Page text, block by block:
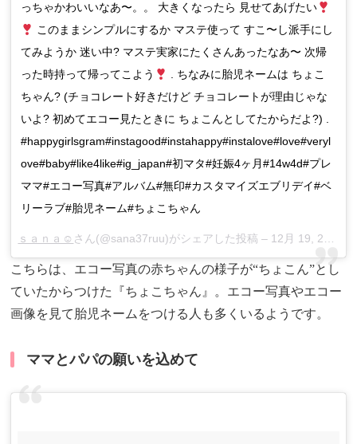
っちゃかわいいなあ〜。。 大きくなったら 見せてあげたい
このままシンプルにするか マステ使って すこ〜し派手にし
てみようか 迷い中? マステ実家にたくさんあったなあ〜 次帰
った時持って帰ってこよう
. ちなみに胎児ネームは ちょこ
ちゃん? (チョコレート好きだけど チョコレートが理由じゃな
いよ? 初めてエコー見たときに ちょこんとしてたからだよ?) .
#happygirlsgram#instagood#instahappy#instalove#love#veryl
ove#baby#like4like#ig_japan#初マタ#妊娠4ヶ月#14w4d#プレ
ママ#エコー写真#アルバム#無印#カスタマイズエブリデイ#ベ
リーラブ#胎児ネーム#ちょこちゃん
ｓａｎａ☺︎ さん(@sana37ruu)がシェアした投稿 – 12月 19, 2017 at 11:04午後 PST
こちらは、エコー写真の赤ちゃんの様子が“ちょこん”とし
ていたからつけた『ちょこちゃん』。エコー写真やエコー
画像を見て胎児ネームをつける人も多くいるようです。
ママとパパの願いを込めて